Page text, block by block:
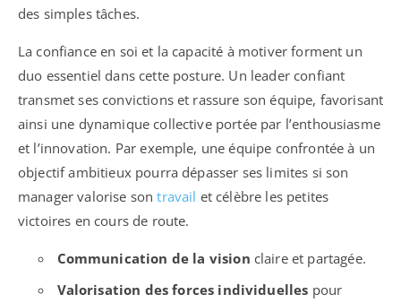
des simples tâches.
La confiance en soi et la capacité à motiver forment un
duo essentiel dans cette posture. Un leader confiant
transmet ses convictions et rassure son équipe, favorisant
ainsi une dynamique collective portée par l’enthousiasme
et l’innovation. Par exemple, une équipe confrontée à un
objectif ambitieux pourra dépasser ses limites si son
manager valorise sontravail et célèbre les petites
victoires en cours de route.
Communication de la vision claire et partagée.
Valorisation des forces individuelles pour